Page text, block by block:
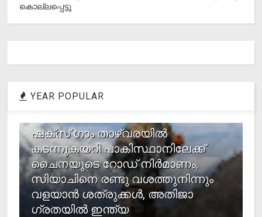
കൊല്ലപ്പെട്ടു
YEAR POPULAR
ഷക്സ് ​ഗാം താഴ്‌വരയിൽ
കടന്നുകയറി പാകിസ്ഥാനിലേക്ക്
ചൈനയുടെ റോഡ് നിർമാണം,
സിയാചിനെ രണ്ടു വശത്തുനിന്നും
വളയാൻ ശത്രുക്കൾ, അതിജാ​
ഗ്രതയിൽ ഇന്ത്യ